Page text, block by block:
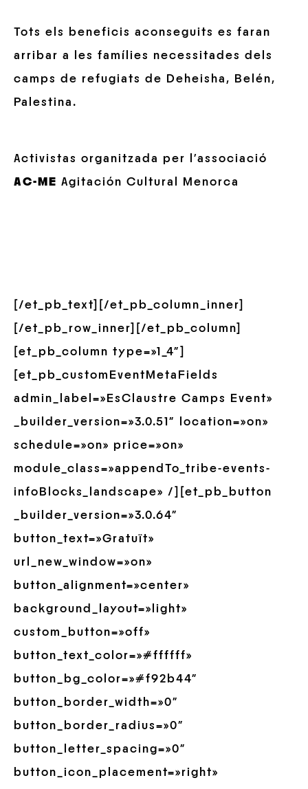
Tots els beneficis aconseguits es faran
arribar a les famílies necessitades dels
camps de refugiats de Deheisha, Belén,
Palestina.
Activistas organitzada per l’associació
AC-ME Agitación Cultural Menorca
[/et_pb_text][/et_pb_column_inner]
[/et_pb_row_inner][/et_pb_column]
[et_pb_column type=»1_4″]
[et_pb_customEventMetaFields
admin_label=»EsClaustre Camps Event»
_builder_version=»3.0.51″ location=»on»
schedule=»on» price=»on»
module_class=»appendTo_tribe-events-
infoBlocks_landscape» /][et_pb_button
_builder_version=»3.0.64″
button_text=»Gratuït»
url_new_window=»on»
button_alignment=»center»
background_layout=»light»
custom_button=»off»
button_text_color=»#ffffff»
button_bg_color=»#f92b44″
button_border_width=»0″
button_border_radius=»0″
button_letter_spacing=»0″
button_icon_placement=»right»